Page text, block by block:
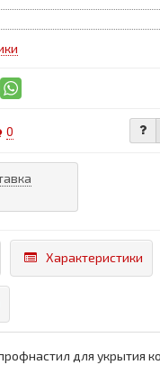
0
Характеристики
для укрытия